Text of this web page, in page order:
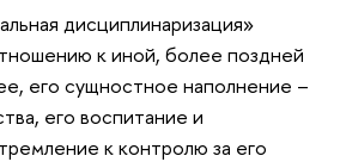
дисциплинаризация»
к иной, более поздней
его сущностное наполнение –
его воспитание и
к контролю за его